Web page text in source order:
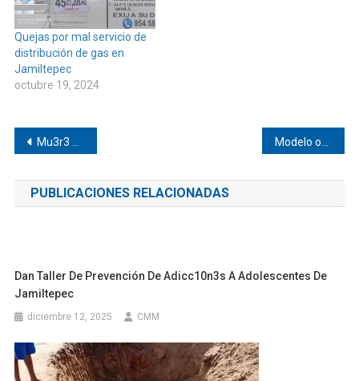
Quejas por mal servicio de
distribución de gas en
Jamiltepec
octubre 19, 2024
Navegación
de
entradas
Mu3r3 una menor en Pinotepa Modelo originaria de Pinotepa destaca en revista internacional de Dubái
PUBLICACIONES RELACIONADAS
Dan Taller De Prevención De Adicc10n3s A Adolescentes De
Jamiltepec
diciembre 12, 2025 CMM